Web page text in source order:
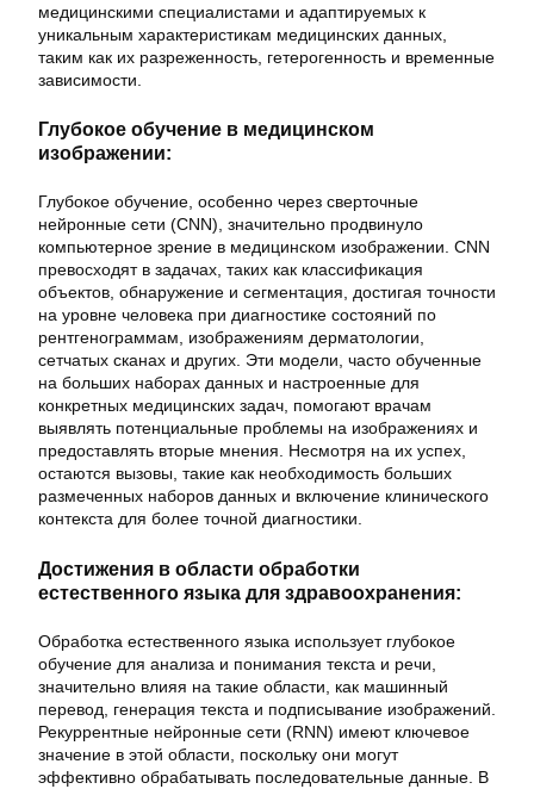
медицинскими специалистами и адаптируемых к
уникальным характеристикам медицинских данных,
таким как их разреженность, гетерогенность и временные
зависимости.
Глубокое обучение в медицинском
изображении:
Глубокое обучение, особенно через сверточные
нейронные сети (CNN), значительно продвинуло
компьютерное зрение в медицинском изображении. CNN
превосходят в задачах, таких как классификация
объектов, обнаружение и сегментация, достигая точности
на уровне человека при диагностике состояний по
рентгенограммам, изображениям дерматологии,
сетчатых сканах и других. Эти модели, часто обученные
на больших наборах данных и настроенные для
конкретных медицинских задач, помогают врачам
выявлять потенциальные проблемы на изображениях и
предоставлять вторые мнения. Несмотря на их успех,
остаются вызовы, такие как необходимость больших
размеченных наборов данных и включение клинического
контекста для более точной диагностики.
Достижения в области обработки
естественного языка для здравоохранения:
Обработка естественного языка использует глубокое
обучение для анализа и понимания текста и речи,
значительно влияя на такие области, как машинный
перевод, генерация текста и подписывание изображений.
Рекуррентные нейронные сети (RNN) имеют ключевое
значение в этой области, поскольку они могут
эффективно обрабатывать последовательные данные. В